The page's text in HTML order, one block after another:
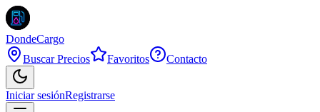
DondeCargo
Buscar Precios
Favoritos Contacto
Iniciar sesiónRegistrarse